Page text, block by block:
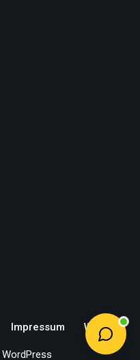
Impressum Widerruf
WordPress